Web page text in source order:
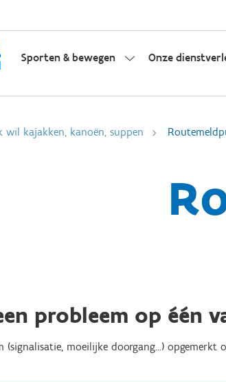
Sporten & bewegen Onze
wil kajakken, kanoën, suppen
probleem op één
(signalisatie, moeilijke doorgang...)